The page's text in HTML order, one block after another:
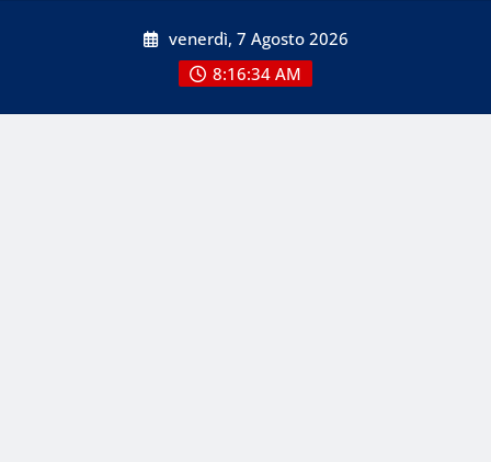
venerdì, 7 Agosto 2026
8:16:34 AM